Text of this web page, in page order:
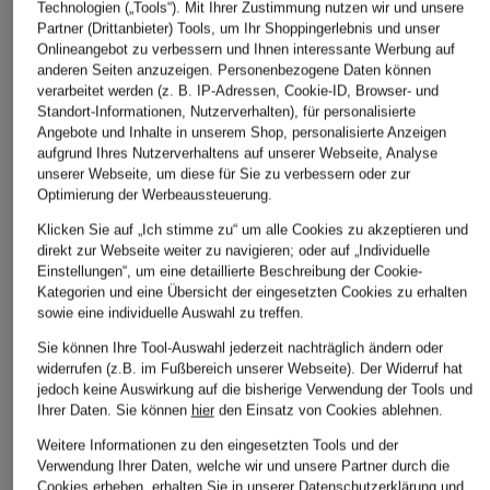
OPUS
Blusenshirt FABELL
mit 3/4-Arm
CHF 75
Ursprünglich:CHF 109
CARTOON
Leinenbluse
CHF 85
Ursprünglich:CHF 109
OPUS
FRAMATICA
CHF 80
Ursprünglich:CHF 119
Technologien („Tools“). Mit Ihrer Zustimmung nutzen wir und unsere
Partner (Drittanbieter) Tools, um Ihr Shoppingerlebnis und unser
Onlineangebot zu verbessern und Ihnen interessante Werbung auf
anderen Seiten anzuzeigen. Personenbezogene Daten können
verarbeitet werden (z. B. IP-Adressen, Cookie-ID, Browser- und
Standort-Informationen, Nutzerverhalten), für personalisierte
Angebote und Inhalte in unserem Shop, personalisierte Anzeigen
aufgrund Ihres Nutzerverhaltens auf unserer Webseite, Analyse
unserer Webseite, um diese für Sie zu verbessern oder zur
Optimierung der Werbeaussteuerung.
Klicken Sie auf „Ich stimme zu“ um alle Cookies zu akzeptieren und
direkt zur Webseite weiter zu navigieren; oder auf „Individuelle
Einstellungen“, um eine detaillierte Beschreibung der Cookie-
Kategorien und eine Übersicht der eingesetzten Cookies zu erhalten
sowie eine individuelle Auswahl zu treffen.
Sie können Ihre Tool-Auswahl jederzeit nachträglich ändern oder
widerrufen (z.B. im Fußbereich unserer Webseite). Der Widerruf hat
jedoch keine Auswirkung auf die bisherige Verwendung der Tools und
Ihrer Daten. Sie können hierden Einsatz von Cookies ablehnen.
Weitere Informationen zu den eingesetzten Tools und der
Verwendung Ihrer Daten, welche wir und unsere Partner durch die
Cookies erheben, erhalten Sie in unserer Datenschutzerklärungund